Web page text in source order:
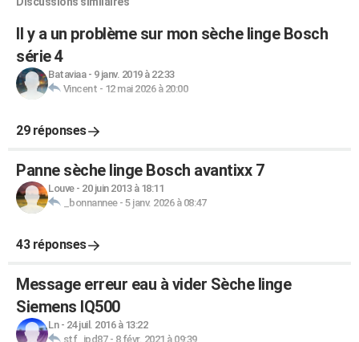
Il y a un problème sur mon sèche linge Bosch
série 4
Bataviaa- 9 janv. 2019 à 22:33
Vincent - 12 mai 2026 à 20:00
29 réponses
Panne sèche linge Bosch avantixx 7
Louve- 20 juin 2013 à 18:11
_bonnannee- 5 janv. 2026 à 08:47
43 réponses
Message erreur eau à vider Sèche linge
Siemens IQ500
Ln- 24 juil. 2016 à 13:22
stf_jpd87- 8 févr. 2021 à 09:39